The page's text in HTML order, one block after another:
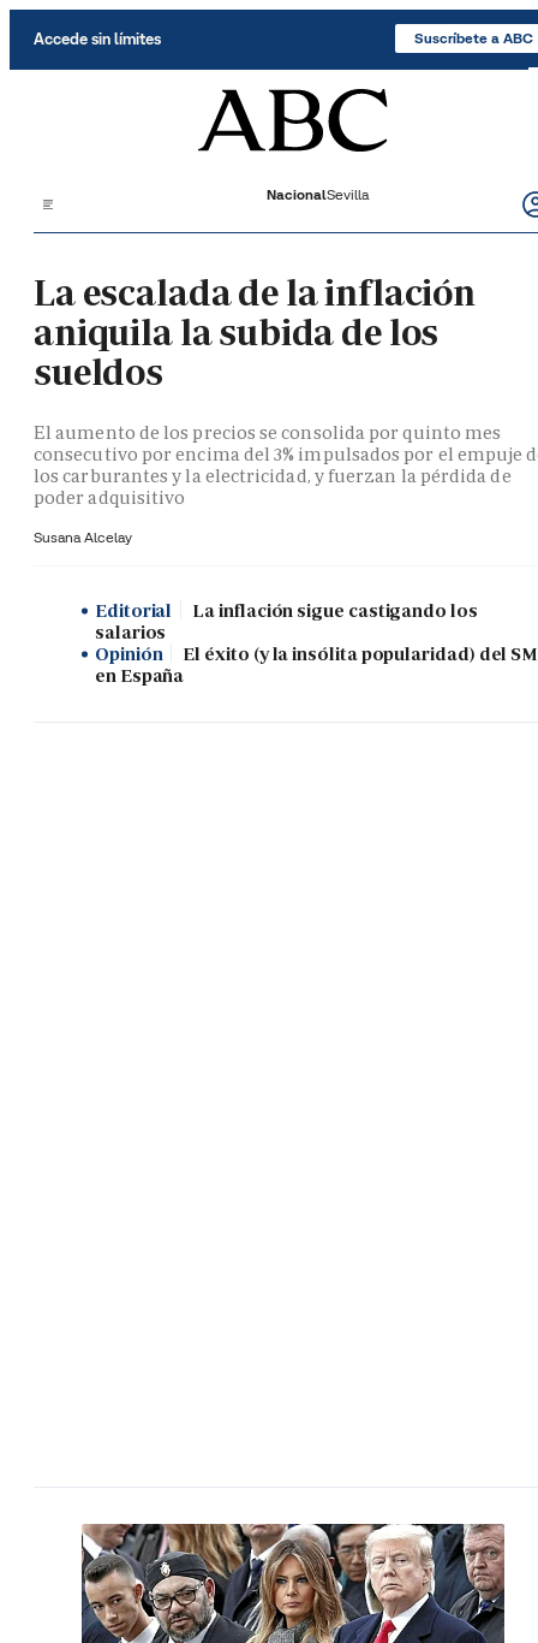
Accede sin límites Suscríbete a ABC
NacionalSevilla
La escalada de la inflación
aniquila la subida de los
sueldos
El aumento de los precios se consolida por quinto mes
consecutivo por encima del 3% impulsados por el empuje
los carburantes y la electricidad, y fuerzan la pérdida de
poder adquisitivo
Susana Alcelay
Editorial
La inflación sigue castigando los
salarios
Opinión
El éxito (y la insólita popularidad) del
en España